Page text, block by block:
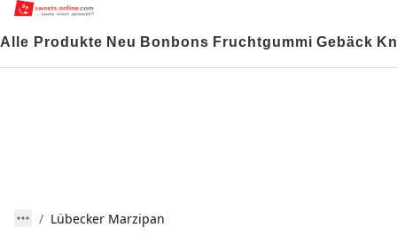
Alle Produkte Neu Bonbons Fruchtgummi Gebäck
Lübecker Marzipan